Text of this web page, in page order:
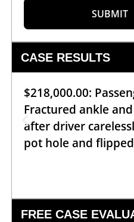
SUBMIT
CASE RESULTS
$218,000.00:
Fractured ankle
after driver
pot hole and
FREE CASE